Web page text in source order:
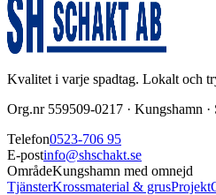
Kvalitet i varje spadtag. Lokalt och
Org.nr 559509-0217 · Kungshamn ·
Telefon0523-706 95
E-postinfo@shschakt.se
OmrådeKungshamn med omnejd
TjänsterKrossmaterial & grusProjekt